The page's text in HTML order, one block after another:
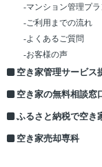
-マンション管理プラ
-ご利用までの流れ
-よくあるご質問
-お客様の声
空き家管理サービス
空き家の無料相談窓
ふるさと納税で空き
空き家売却専科